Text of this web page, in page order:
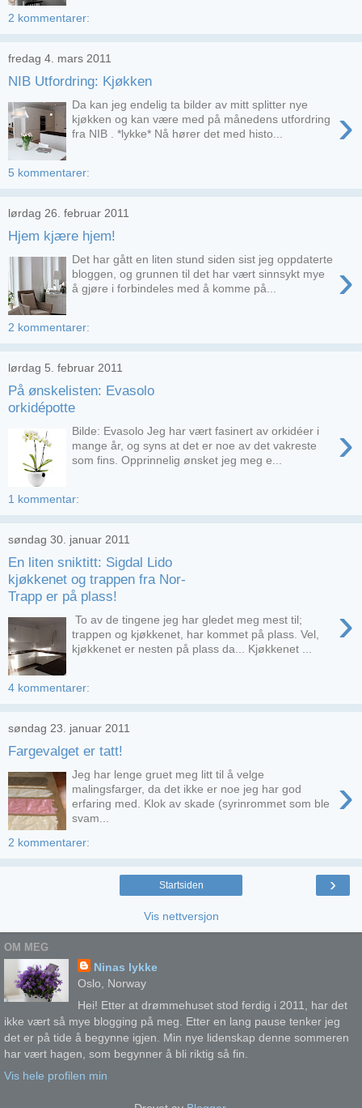
2 kommentarer:
fredag 4. mars 2011
NIB Utfordring: Kjøkken
›
Da kan jeg endelig ta bilder av mitt splitter nye
kjøkken og kan være med på månedens utfordring
fra NIB . *lykke* Nå hører det med histo...
5 kommentarer:
lørdag 26. februar 2011
Hjem kjære hjem!
›
Det har gått en liten stund siden sist jeg oppdaterte
bloggen, og grunnen til det har vært sinnsykt mye
å gjøre i forbindeles med å komme på...
2 kommentarer:
lørdag 5. februar 2011
På ønskelisten: Evasolo
orkidépotte
›
Bilde: Evasolo Jeg har vært fasinert av orkidéer i
mange år, og syns at det er noe av det vakreste
som fins. Opprinnelig ønsket jeg meg e...
1 kommentar:
søndag 30. januar 2011
En liten sniktitt: Sigdal Lido
kjøkkenet og trappen fra Nor-
Trapp er på plass!
›
To av de tingene jeg har gledet meg mest til;
trappen og kjøkkenet, har kommet på plass. Vel,
kjøkkenet er nesten på plass da... Kjøkkenet ...
4 kommentarer:
søndag 23. januar 2011
Fargevalget er tatt!
›
Jeg har lenge gruet meg litt til å velge
malingsfarger, da det ikke er noe jeg har god
erfaring med. Klok av skade (syrinrommet som ble
svam...
2 kommentarer:
›
Startsiden
Vis nettversjon
OM MEG
Ninas lykke
Oslo, Norway
Hei! Etter at drømmehuset stod ferdig i 2011, har det
ikke vært så mye blogging på meg. Etter en lang pause tenker jeg
det er på tide å begynne igjen. Min nye lidenskap denne sommeren
har vært hagen, som begynner å bli riktig så fin.
Vis hele profilen min